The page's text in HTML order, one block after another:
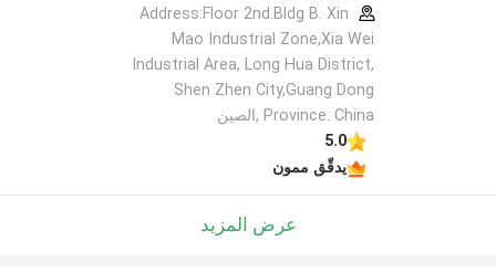
Address:Floor 2nd.Bldg B. Xin
Mao Industrial Zone,Xia Wei
Industrial Area, Long Hua District,
Shen Zhen City,Guang Dong
Province. China ,الصين
5.0
يدقّق ممون
عرض المزيد